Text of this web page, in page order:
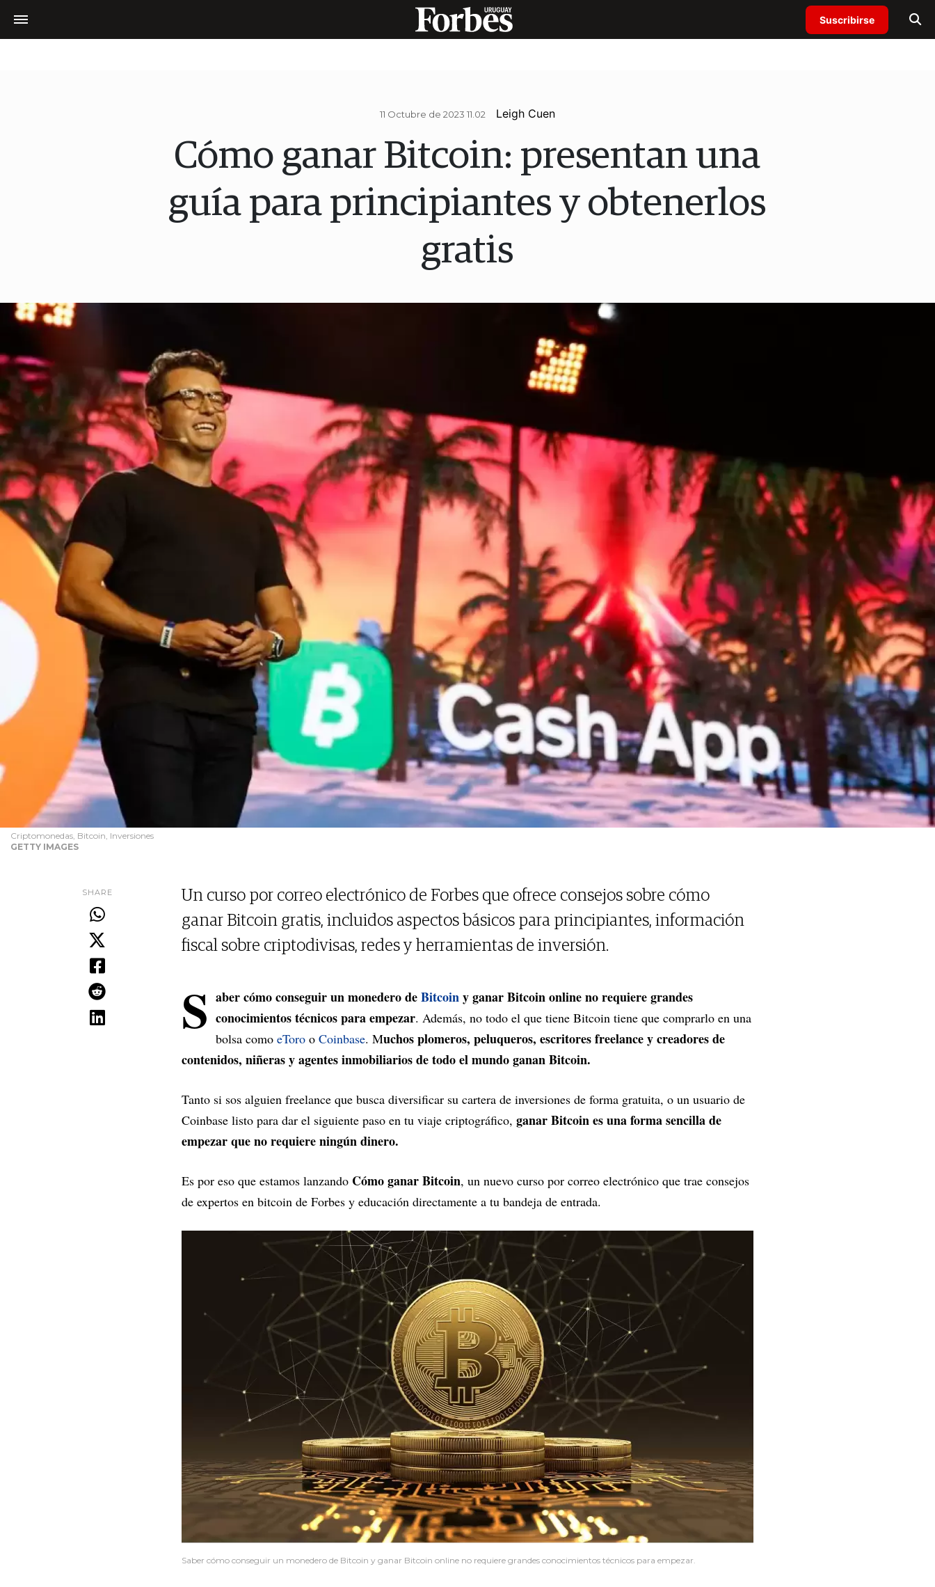
Suscribirse
11 Octubre de 2023 11.02 Leigh Cuen
Cómo ganar Bitcoin: presentan una
guía para principiantes y obtenerlos
gratis
Criptomonedas, Bitcoin, Inversiones
GETTY IMAGES
SHARE
Un curso por correo electrónico de Forbes que ofrece consejos sobre cómo
ganar Bitcoin gratis, incluidos aspectos básicos para principiantes, información
fiscal sobre criptodivisas, redes y herramientas de inversión.
S aber cómo conseguir un monedero deBitcoiny ganar Bitcoin online no requiere grandes
conocimientos técnicos para empezar. Además, no todo el que tiene Bitcoin tiene que comprarlo en una
bolsa como eToro o Coinbase. Muchos plomeros, peluqueros, escritores freelance y creadores de
contenidos, niñeras y agentes inmobiliarios de todo el mundo ganan Bitcoin.
Tanto si sos alguien freelance que busca diversificar su cartera de inversiones de forma gratuita, o un usuario de
Coinbase listo para dar el siguiente paso en tu viaje criptográfico, ganar Bitcoin es una forma sencilla de
empezar que no requiere ningún dinero.
Es por eso que estamos lanzando Cómo ganar Bitcoin, un nuevo curso por correo electrónico que trae consejos
de expertos en bitcoin de Forbes y educación directamente a tu bandeja de entrada.
Saber cómo conseguir un monedero de Bitcoin y ganar Bitcoin online no requiere grandes conocimientos técnicos para empezar.